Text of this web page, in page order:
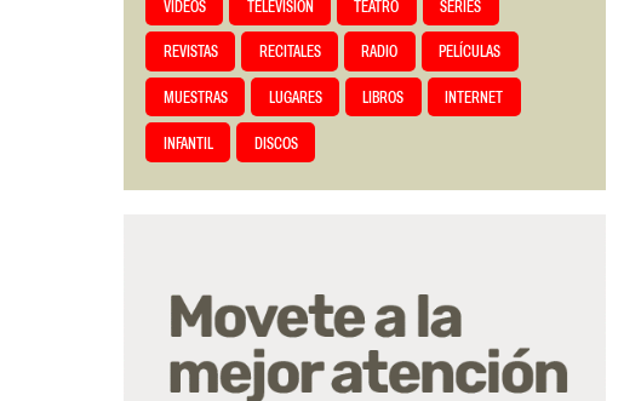
VIDEOS TELEVISIÓN TEATRO SERIES
REVISTAS RECITALES RADIO PELÍCULAS
MUESTRAS LUGARES LIBROS INTERNET
INFANTIL DISCOS